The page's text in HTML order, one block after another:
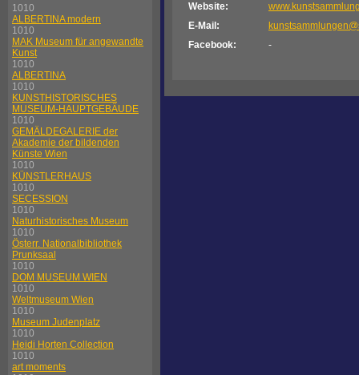
1010
ALBERTINA modern
1010
MAK Museum für angewandte
Kunst
1010
ALBERTINA
1010
KUNSTHISTORISCHES
MUSEUM-HAUPTGEBÄUDE
1010
GEMÄLDEGALERIE der
Akademie der bildenden
Künste Wien
1010
KÜNSTLERHAUS
1010
SECESSION
1010
Naturhistorisches Museum
1010
Österr. Nationalbibliothek
Prunksaal
1010
DOM MUSEUM WIEN
1010
Weltmuseum Wien
1010
Museum Judenplatz
1010
Heidi Horten Collection
1010
art moments
Website:
E-Mail:
Facebook:
-